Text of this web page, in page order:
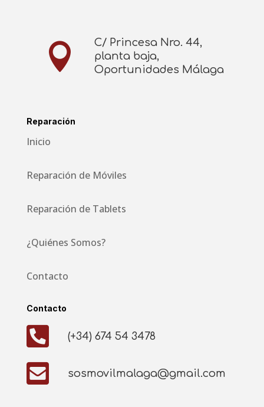

C/ Princesa Nro. 44,
planta baja,
Oportunidades Málaga
Reparación
Inicio
Reparación de Móviles
Reparación de Tablets
¿Quiénes Somos?
Contacto
Contacto
 (+34) 674 54 3478
 sosmovilmalaga@gmail.com